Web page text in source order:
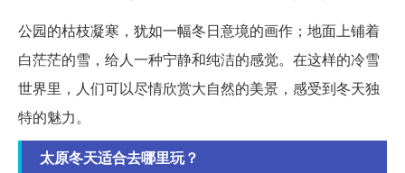
公园的枯枝凝寒，犹如一幅冬日意境的画作；地面上铺着
白茫茫的雪，给人一种宁静和纯洁的感觉。在这样的冷雪
世界里，人们可以尽情欣赏大自然的美景，感受到冬天独
特的魅力。
太原冬天适合去哪里玩？